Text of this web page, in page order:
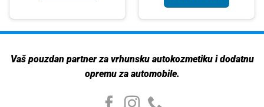
Vaš pouzdan partner za vrhunsku autokozmetiku i dodatnu
opremu za automobile.